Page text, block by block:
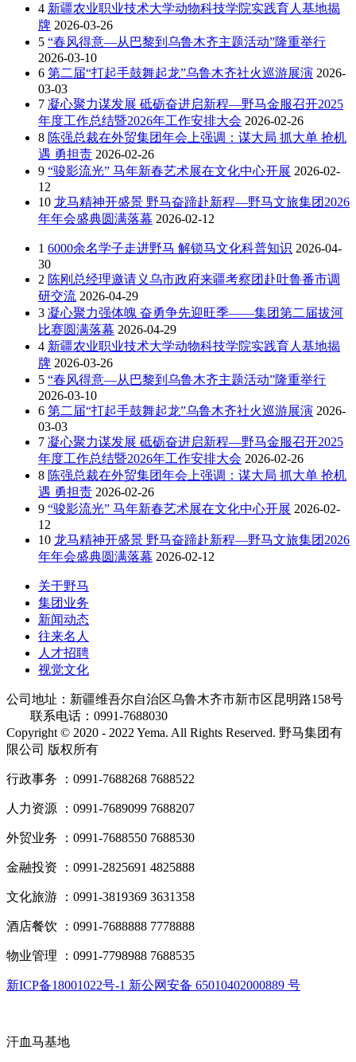
4 新疆农业职业技术大学动物科技学院实践育人基地揭
牌 2026-03-26
5 “春风得意—从巴黎到乌鲁木齐主题活动”隆重举行
2026-03-10
6 第二届“打起手鼓舞起龙”乌鲁木齐社火巡游展演 2026-
03-03
7 凝心聚力谋发展 砥砺奋进启新程—野马金服召开2025
年度工作总结暨2026年工作安排大会 2026-02-26
8 陈强总裁在外贸集团年会上强调：谋大局 抓大单 抢机
遇 勇担责 2026-02-26
9 “骏影流光” 马年新春艺术展在文化中心开展 2026-02-
12
10 龙马精神开盛景 野马奋蹄赴新程—野马文旅集团2026
年年会盛典圆满落幕 2026-02-12
1 6000余名学子走进野马 解锁马文化科普知识 2026-04-
30
2 陈刚总经理邀请义乌市政府来疆考察团赴吐鲁番市调
研交流 2026-04-29
3 凝心聚力强体魄 奋勇争先迎旺季——集团第二届拔河
比赛圆满落幕 2026-04-29
4 新疆农业职业技术大学动物科技学院实践育人基地揭
牌 2026-03-26
5 “春风得意—从巴黎到乌鲁木齐主题活动”隆重举行
2026-03-10
6 第二届“打起手鼓舞起龙”乌鲁木齐社火巡游展演 2026-
03-03
7 凝心聚力谋发展 砥砺奋进启新程—野马金服召开2025
年度工作总结暨2026年工作安排大会 2026-02-26
8 陈强总裁在外贸集团年会上强调：谋大局 抓大单 抢机
遇 勇担责 2026-02-26
9 “骏影流光” 马年新春艺术展在文化中心开展 2026-02-
12
10 龙马精神开盛景 野马奋蹄赴新程—野马文旅集团2026
年年会盛典圆满落幕 2026-02-12
关于野马
集团业务
新闻动态
往来名人
人才招聘
视觉文化
公司地址：新疆维吾尔自治区乌鲁木齐市新市区昆明路158号
联系电话：0991-7688030
Copyright © 2020 - 2022 Yema. All Rights Reserved. 野马集团有
限公司 版权所有
行政事务 ：0991-7688268 7688522
人力资源 ：0991-7689099 7688207
外贸业务 ：0991-7688550 7688530
金融投资 ：0991-2825691 4825888
文化旅游 ：0991-3819369 3631358
酒店餐饮 ：0991-7688888 7778888
物业管理 ：0991-7798988 7688535
新ICP备18001022号-1 新公网安备 65010402000889 号
汗血马基地